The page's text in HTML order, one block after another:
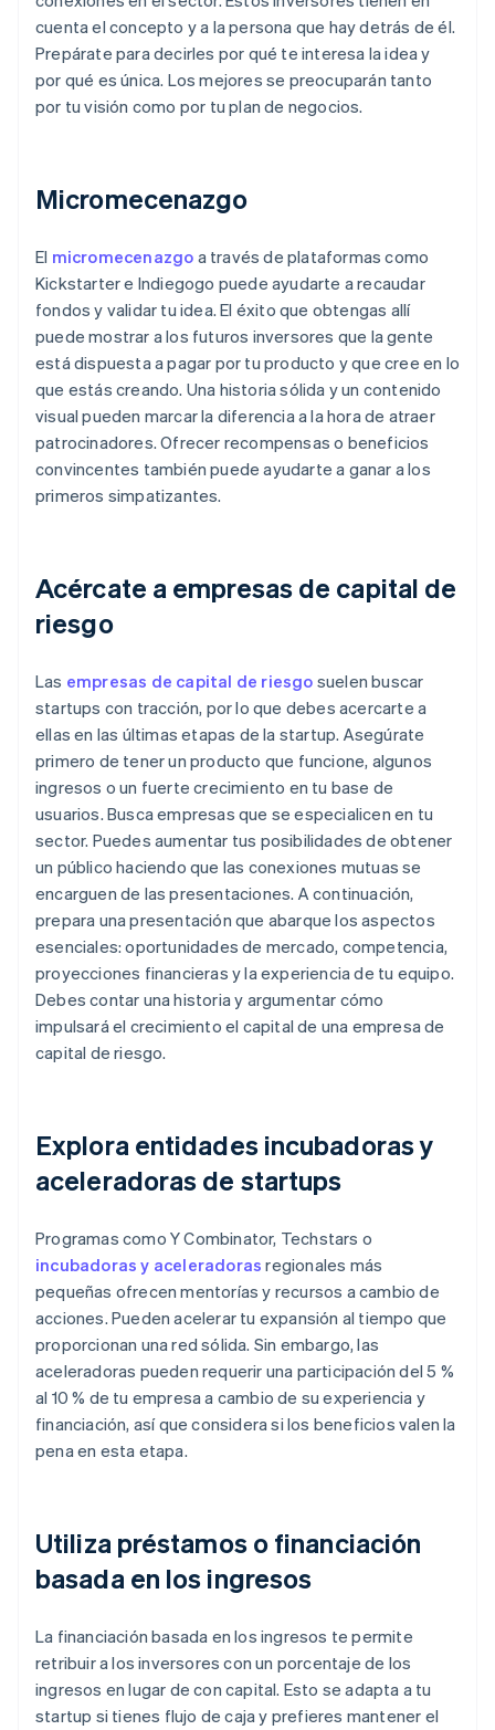
cuenta el concepto y a la persona que hay detrás de él.
Prepárate para decirles por qué te interesa la idea y
por qué es única. Los mejores se preocuparán tanto
por tu visión como por tu plan de negocios.
Micromecenazgo
El micromecenazgo a través de plataformas como
Kickstarter e Indiegogo puede ayudarte a recaudar
fondos y validar tu idea. El éxito que obtengas allí
puede mostrar a los futuros inversores que la gente
está dispuesta a pagar por tu producto y que cree en lo
que estás creando. Una historia sólida y un contenido
visual pueden marcar la diferencia a la hora de atraer
patrocinadores. Ofrecer recompensas o beneficios
convincentes también puede ayudarte a ganar a los
primeros simpatizantes.
Acércate a empresas de capital de
riesgo
Las empresas de capital de riesgo suelen buscar
startups con tracción, por lo que debes acercarte a
ellas en las últimas etapas de la startup. Asegúrate
primero de tener un producto que funcione, algunos
ingresos o un fuerte crecimiento en tu base de
usuarios. Busca empresas que se especialicen en tu
sector. Puedes aumentar tus posibilidades de obtener
un público haciendo que las conexiones mutuas se
encarguen de las presentaciones. A continuación,
prepara una presentación que abarque los aspectos
esenciales: oportunidades de mercado, competencia,
proyecciones financieras y la experiencia de tu equipo.
Debes contar una historia y argumentar cómo
impulsará el crecimiento el capital de una empresa de
capital de riesgo.
Explora entidades incubadoras y
aceleradoras de startups
Programas como Y Combinator, Techstars o
incubadoras y aceleradoras regionales más
pequeñas ofrecen mentorías y recursos a cambio de
acciones. Pueden acelerar tu expansión al tiempo que
proporcionan una red sólida. Sin embargo, las
aceleradoras pueden requerir una participación del 5 %
al 10 % de tu empresa a cambio de su experiencia y
financiación, así que considera si los beneficios valen la
pena en esta etapa.
Utiliza préstamos o financiación
basada en los ingresos
La financiación basada en los ingresos te permite
retribuir a los inversores con un porcentaje de los
ingresos en lugar de con capital. Esto se adapta a tu
startup si tienes flujo de caja y prefieres mantener el